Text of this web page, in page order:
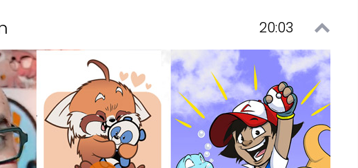
20:03